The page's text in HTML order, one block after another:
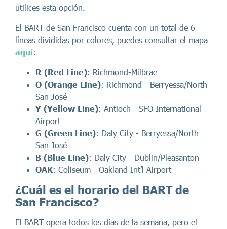
utilices esta opción.
El BART de San Francisco cuenta con un total de 6
líneas divididas por colores, puedes consultar el mapa
aquí:
R (Red Line): Richmond-Milbrae
O (Orange Line): Richmond - Berryessa/North
San José
Y (Yellow Line): Antioch - SFO International
Airport
G (Green Line): Daly City - Berryessa/North
San José
B (Blue Line): Daly City - Dublin/Pleasanton
OAK: Coliseum - Oakland Int’l Airport
¿Cuál es el horario del BART de
San Francisco?
El BART opera todos los días de la semana, pero el